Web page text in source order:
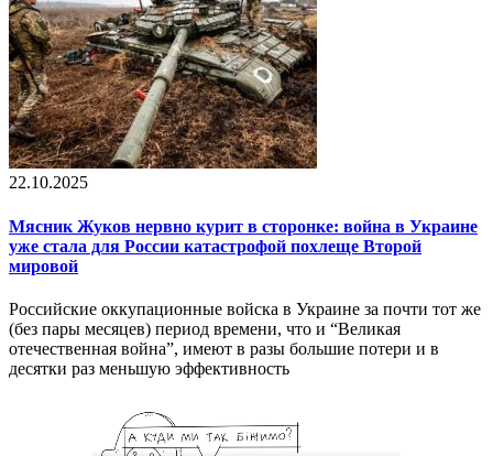
22.10.2025
Мясник Жуков нервно курит в сторонке: война в Украине
уже стала для России катастрофой похлеще Второй
мировой
Российские оккупационные войска в Украине за почти тот же
(без пары месяцев) период времени, что и “Великая
отечественная война”, имеют в разы большие потери и в
десятки раз меньшую эффективность